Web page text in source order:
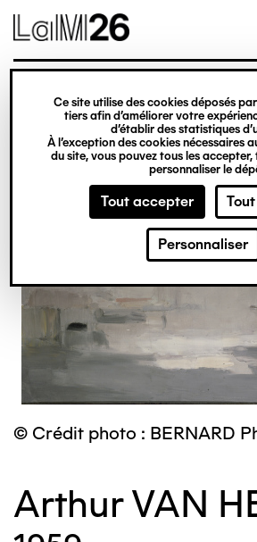
Gestion des cookies
Ce site utilise des cookies déposés
tiers afin d’améliorer votre
d’établir des statistiques
À l’exception des cookies nécessaires
du site, vous pouvez tous les accepter,
personnaliser le
Tout accepter
Personnaliser
contenu
© Crédit photo : BERNARD
Arthur VAN